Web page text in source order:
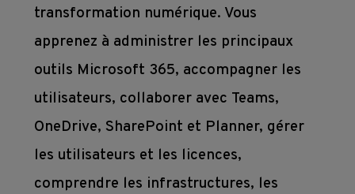
de
formation
transformation numérique. Vous
apprenez à administrer les principaux
outils Microsoft 365, accompagner les
utilisateurs, collaborer avec Teams,
OneDrive, SharePoint et Planner, gérer
les utilisateurs et les licences,
comprendre les infrastructures, les